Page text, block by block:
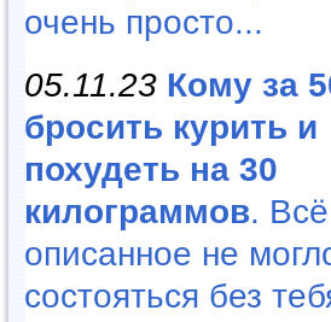
очень просто...
05.11.23 Кому за
бросить курить и
похудеть на 30
килограммов.
описанное не
состояться без